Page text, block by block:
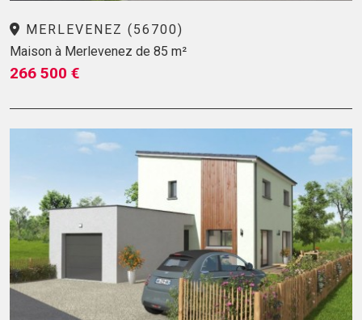
MERLEVENEZ (56700)
Maison à Merlevenez de 85 m²
266 500 €